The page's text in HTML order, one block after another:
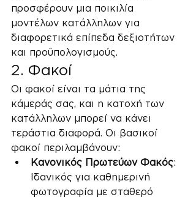
προσφέρουν μια ποικιλία
μοντέλων κατάλληλων για
διαφορετικά επίπεδα δεξιοτήτων
και προϋπολογισμούς.
2. Φακοί
Οι φακοί είναι τα μάτια της
κάμεράς σας, και η κατοχή των
κατάλληλων μπορεί να κάνει
τεράστια διαφορά. Οι βασικοί
φακοί περιλαμβάνουν:
Κανονικός Πρωτεύων Φακός:
Ιδανικός για καθημερινή
φωτογραφία με σταθερό